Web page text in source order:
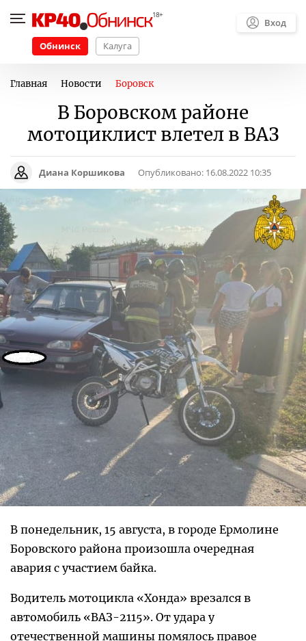
Обнинск Калуга
Вход
Главная Новости Боровск
В Боровском районе
мотоциклист влетел в ВАЗ
Диана Коршикова Опубликовано: 16.08.2022 10:35
В понедельник, 15 августа, в городе Ермолине
Боровского района произошла очередная
авария с участием байка.
Водитель мотоцикла «Хонда» врезался в
автомобиль «ВАЗ-2115». От удара у
отечественной машины помялось правое